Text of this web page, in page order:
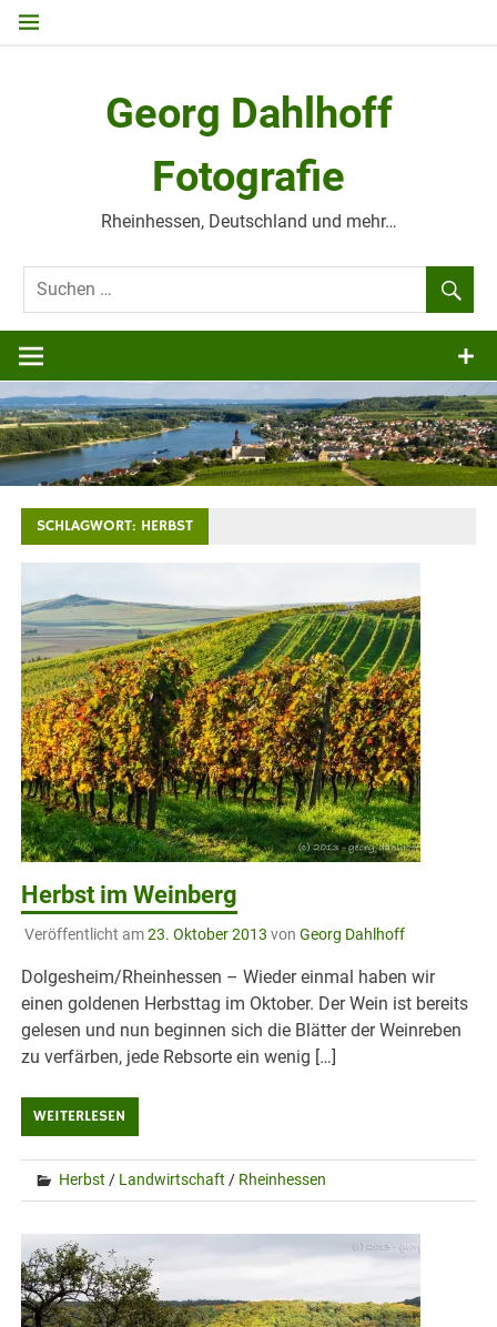
Zum
Georg Dahlhoff
Fotografie
Rheinhessen, Deutschland und mehr…
SCHLAGWORT: HERBST
Herbst im Weinberg
Veröffentlicht am23. Oktober 2013 von Georg Dahlhoff
Dolgesheim/Rheinhessen – Wieder einmal haben wir
einen goldenen Herbsttag im Oktober. Der Wein ist bereits
gelesen und nun beginnen sich die Blätter der Weinreben
zu verfärben, jede Rebsorte ein wenig […]
WEITERLESEN
Herbst / Landwirtschaft / Rheinhessen